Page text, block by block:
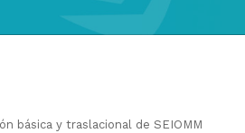
básica y traslacional de SEIOMM